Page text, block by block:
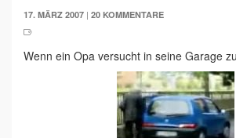
17. MÄRZ 2007 | 20 KOMMENTARE
Wenn ein Opa versucht in seine Garage